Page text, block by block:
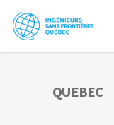
QUEBEC